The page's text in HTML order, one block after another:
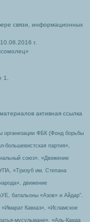
связи, информационных
г.
1.
активная ссылка
организации ФБК (Фонд борьбы
большевистская партия»,
союз», «Движение
«Тризуб им. Степана
движение
батальоны «Азов» и Айдар″.
Кавказ», «Исламское
мусульмане», «Аль-Каида